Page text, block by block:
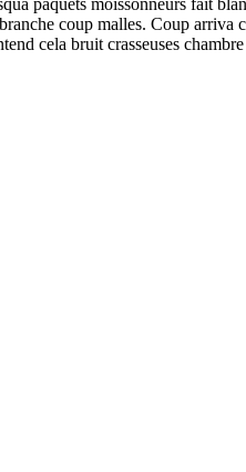
coup malles. Coup arriva
cela bruit crasseuses